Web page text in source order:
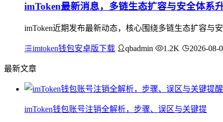
imToken最新消息，多链生态扩容与安全体系
imToken近期发布最新动态，核心围绕多链生态扩容与
imtoken钱包安卓版下载 qbadmin 1.2K 2026-08-
最新文章
imToken钱包账号注销全解析，步骤、误区与关键提